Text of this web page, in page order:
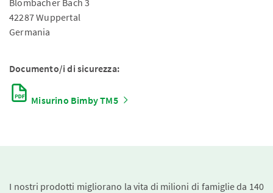
42287 Wuppertal
Germania
Documento/i di sicurezza:
Misurino Bimby TM5
I nostri prodotti migliorano la vita di milioni di famiglie da 140